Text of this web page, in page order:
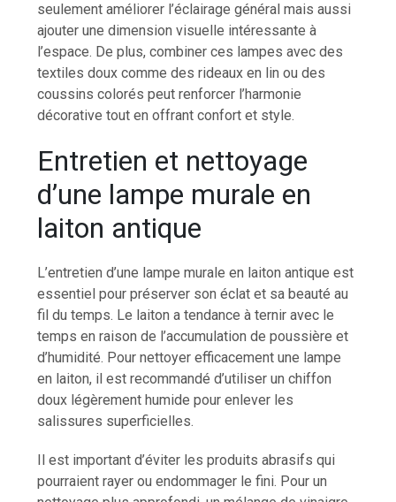
seulement améliorer l’éclairage général mais aussi
ajouter une dimension visuelle intéressante à
l’espace. De plus, combiner ces lampes avec des
textiles doux comme des rideaux en lin ou des
coussins colorés peut renforcer l’harmonie
décorative tout en offrant confort et style.
Entretien et nettoyage
d’une lampe murale en
laiton antique
L’entretien d’une lampe murale en laiton antique est
essentiel pour préserver son éclat et sa beauté au
fil du temps. Le laiton a tendance à ternir avec le
temps en raison de l’accumulation de poussière et
d’humidité. Pour nettoyer efficacement une lampe
en laiton, il est recommandé d’utiliser un chiffon
doux légèrement humide pour enlever les
salissures superficielles.
Il est important d’éviter les produits abrasifs qui
pourraient rayer ou endommager le fini. Pour un